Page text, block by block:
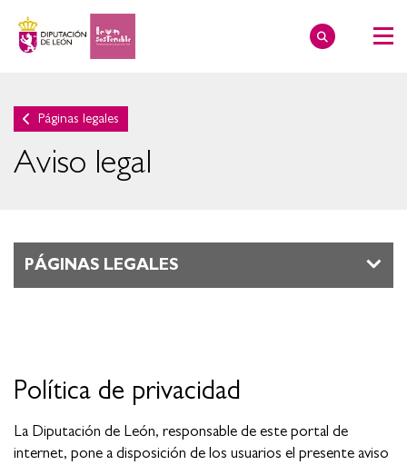
Páginas legales
Aviso legal
PÁGINAS LEGALES
Política de privacidad
La Diputación de León, responsable de este portal de
internet, pone a disposición de los usuarios el presente aviso